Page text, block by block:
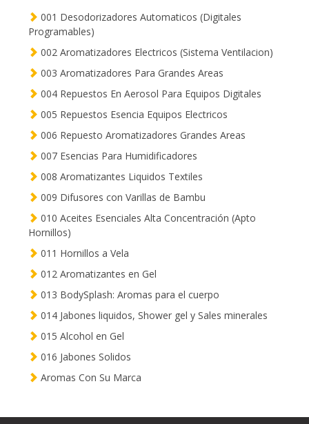
001 Desodorizadores Automaticos (Digitales
Programables)
002 Aromatizadores Electricos (Sistema Ventilacion)
003 Aromatizadores Para Grandes Areas
004 Repuestos En Aerosol Para Equipos Digitales
005 Repuestos Esencia Equipos Electricos
006 Repuesto Aromatizadores Grandes Areas
007 Esencias Para Humidificadores
008 Aromatizantes Liquidos Textiles
009 Difusores con Varillas de Bambu
010 Aceites Esenciales Alta Concentración (Apto
Hornillos)
011 Hornillos a Vela
012 Aromatizantes en Gel
013 BodySplash: Aromas para el cuerpo
014 Jabones liquidos, Shower gel y Sales minerales
015 Alcohol en Gel
016 Jabones Solidos
Aromas Con Su Marca